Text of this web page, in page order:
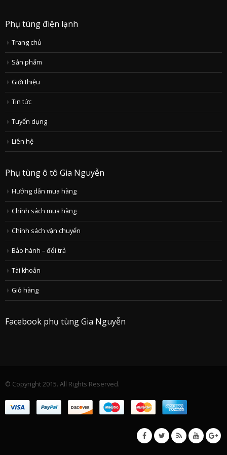
Phụ tùng điện lạnh
Trang chủ
Sản phẩm
Giới thiệu
Tin tức
Tuyển dụng
Liên hệ
Phụ tùng ô tô Gia Nguyễn
Hướng dẫn mua hàng
Chính sách mua hàng
Chính sách vận chuyển
Bảo hành – đổi trả
Tài khoản
Giỏ hàng
Facebook phụ tùng Gia Nguyễn
© Copyright 2015. All Rights Reserved.